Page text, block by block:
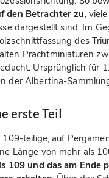
den Betrachter zu,
dargestellt sind. Im
des
Prachtminiaturen
Ursprünglich für
der Albertina-
erste Teil
teilige, auf
Länge von mehr als
109 und das am